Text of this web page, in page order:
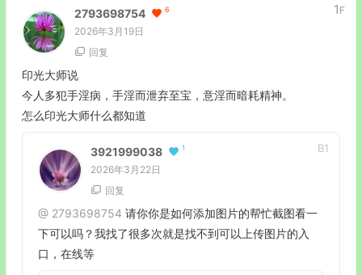
2793698754 6
2026年3月19日
1 F
回复
印光大师说
今人多犯手淫病，手淫而泄弃至宝，意淫而暗耗精神。
怎么印光大师什么都知道
3921999038 1
2026年3月22日
B1
回复
@ 2793698754 请你你是如何添加图片的帮忙截图看一
下可以吗？我找了很多次就是找不到可以上传图片的入
口，在线等